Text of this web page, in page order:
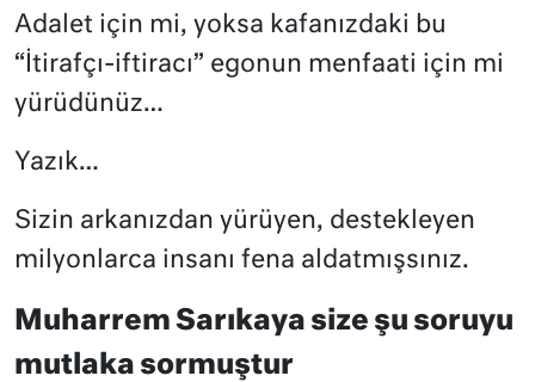
Adalet için mi, yoksa kafanızdaki bu
“İtirafçı-iftiracı” egonun menfaati için mi
yürüdünüz…
Yazık…
Sizin arkanızdan yürüyen, destekleyen
milyonlarca insanı fena aldatmışsınız.
Muharrem Sarıkaya size şu soruyu
mutlaka sormuştur